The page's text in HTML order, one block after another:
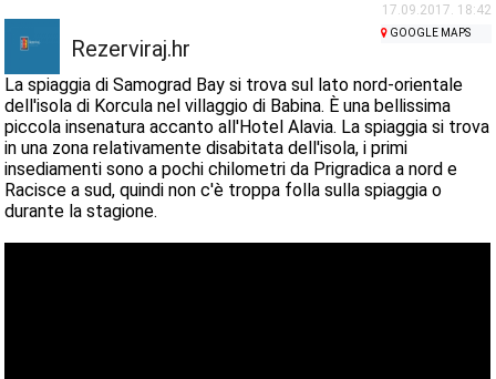
webcams
Incontra Croazia
musei
17.09.2017. 18:42
Rezerviraj.hr
GOOGLE MAPS
La spiaggia di Samograd Bay si trova sul lato nord-orientale
dell'isola di Korcula nel villaggio di Babina. È una bellissima
piccola insenatura accanto all'Hotel Alavia. La spiaggia si trova
in una zona relativamente disabitata dell'isola, i primi
insediamenti sono a pochi chilometri da Prigradica a nord e
Racisce a sud, quindi non c'è troppa folla sulla spiaggia o
durante la stagione.